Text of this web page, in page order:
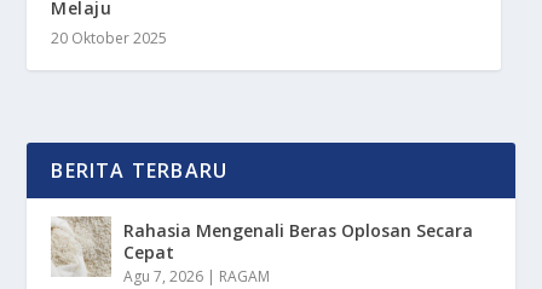
Melaju
20 Oktober 2025
BERITA TERBARU
Rahasia Mengenali Beras Oplosan Secara
Cepat
Agu 7, 2026 | RAGAM